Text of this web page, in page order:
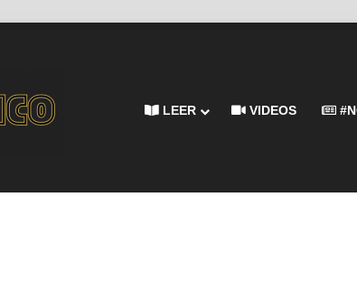
LEER VIDEOS